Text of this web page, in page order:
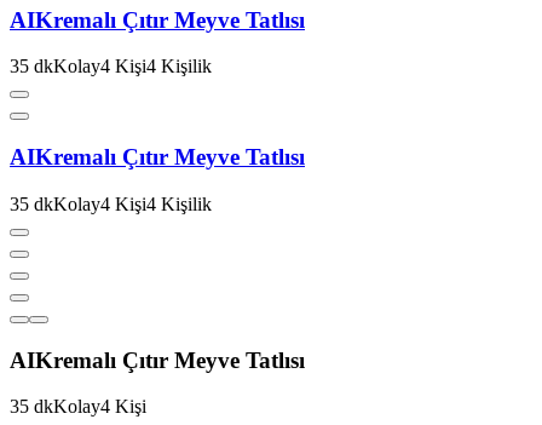
AIKremalı Çıtır Meyve Tatlısı
35 dkKolay4 Kişi4 Kişilik
AIKremalı Çıtır Meyve Tatlısı
35 dkKolay4 Kişi4 Kişilik
AIKremalı Çıtır Meyve Tatlısı
35 dkKolay4 Kişi